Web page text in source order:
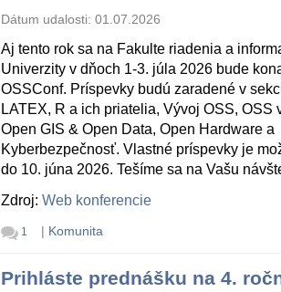
Dátum udalosti:01.07.2026
Aj tento rok sa na Fakulte riadenia a
Univerzity v dňoch 1-3. júla 2026 bude
OSSConf. Príspevky budú zaradené v
LATEX, R a ich priatelia, Vývoj OSS, OSS
Open GIS & Open Data, Open Hardware a
Kyberbezpečnosť. Vlastné príspevky je
do 10. júna 2026. Tešíme sa na Vašu
Zdroj:Web konferencie
1 | Komunita
Prihláste prednášku na 4.